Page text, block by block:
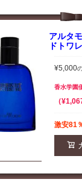
アルタ
ドトワ
¥5,000
香水学園
¥
激安81